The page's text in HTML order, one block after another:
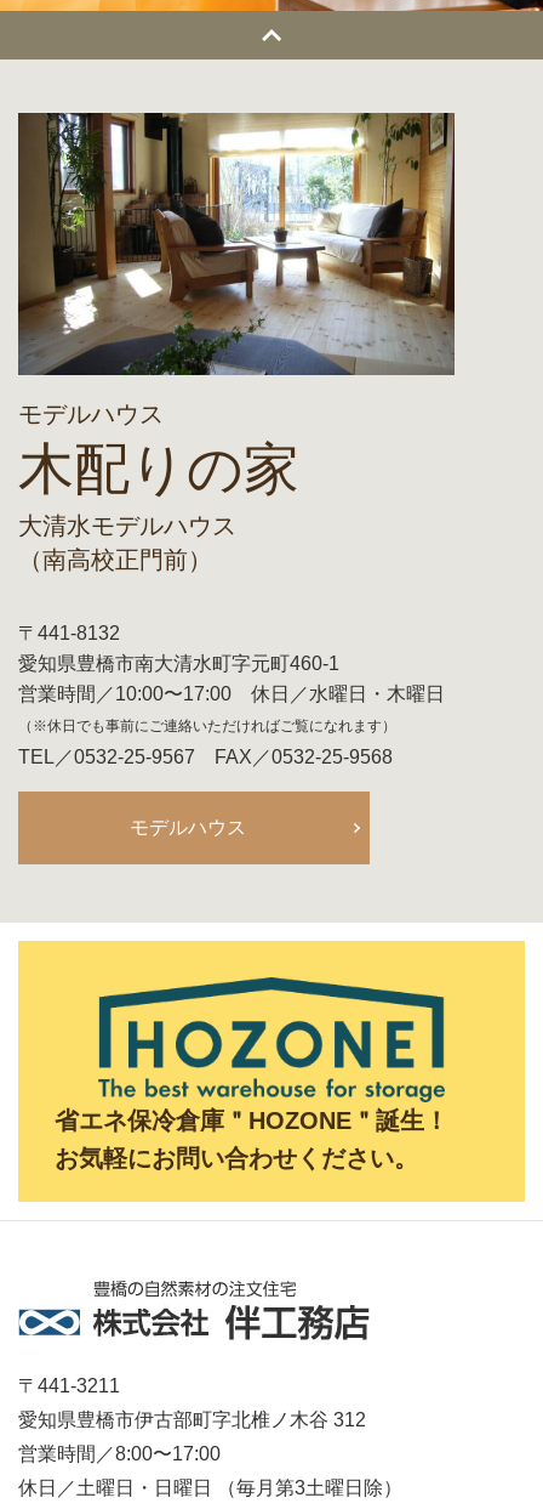
モデルハウス
木配りの家
大清水モデルハウス
（南高校正門前）
〒441-8132
愛知県豊橋市南大清水町字元町460-1
営業時間／10:00〜17:00 休日／水曜日・木曜日
（※休日でも事前にご連絡いただければご覧になれます）
TEL／0532-25-9567 FAX／0532-25-9568
モデルハウス
省エネ保冷倉庫＂HOZONE＂誕生！
お気軽にお問い合わせください。
〒441-3211
愛知県豊橋市伊古部町字北椎ノ木谷 312
営業時間／8:00〜17:00
休日／土曜日・日曜日 （毎月第3土曜日除）